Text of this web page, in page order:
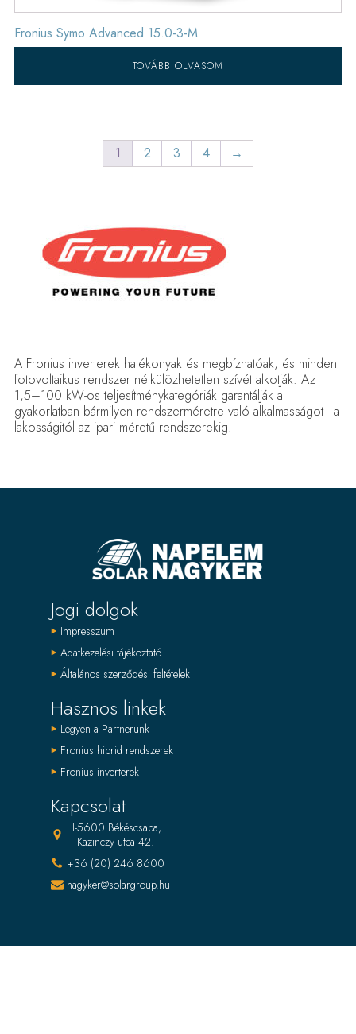
Fronius Symo Advanced 15.0-3-M
TOVÁBB OLVASOM
1 2 3 4 →
A Fronius inverterek hatékonyak és megbízhatóak, és minden
fotovoltaikus rendszer nélkülözhetetlen szívét alkotják. Az
1,5–100 kW-os teljesítménykategóriák garantálják a
gyakorlatban bármilyen rendszerméretre való alkalmasságot - a
lakosságitól az ipari méretű rendszerekig.
Jogi dolgok
Impresszum
Adatkezelési tájékoztató
Általános szerződési feltételek
Hasznos linkek
Legyen a Partnerünk
Fronius hibrid rendszerek
Fronius inverterek
Kapcsolat
H-5600 Békéscsaba,
Kazinczy utca 42.
+36 (20) 246 8600
nagyker@solargroup.hu